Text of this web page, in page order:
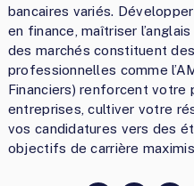
bancaires variés.
en finance, maîtriser
des marchés constituent
professionnelles comme
Financiers) renforcent votre
entreprises, cultiver votre
vos candidatures vers des
objectifs de carrière